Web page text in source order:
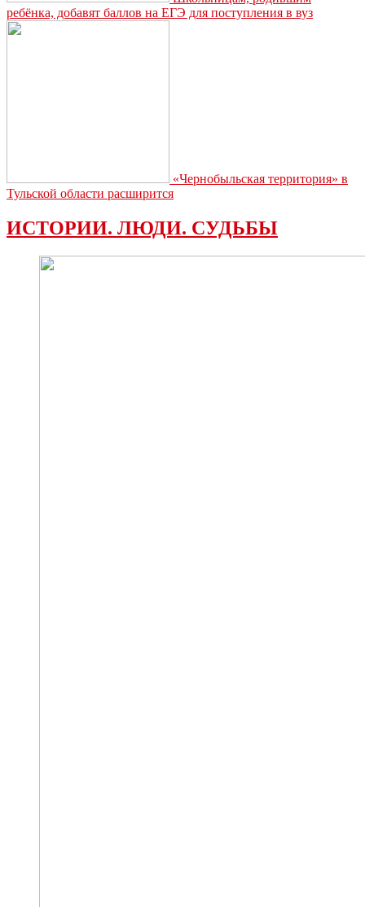
ребёнка, добавят баллов на ЕГЭ для поступления в вуз
«Чернобыльская территория» в
Тульской области расширится
ИСТОРИИ. ЛЮДИ. СУДЬБЫ